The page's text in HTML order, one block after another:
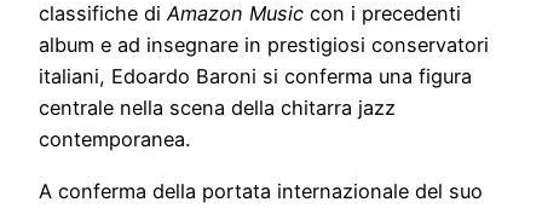
classifiche diAmazon Music con i precedenti
album e ad insegnare in prestigiosi conservatori
italiani, Edoardo Baroni si conferma una figura
centrale nella scena della chitarra jazz
contemporanea.
A conferma della portata internazionale del suo